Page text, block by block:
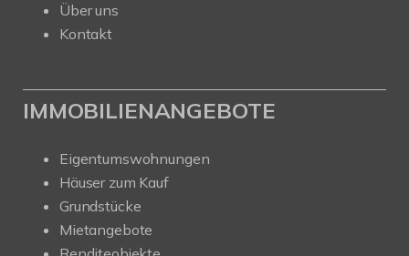
Über uns
Kontakt
IMMOBILIENANGEBOTE
Eigentumswohnungen
Häuser zum Kauf
Grundstücke
Mietangebote